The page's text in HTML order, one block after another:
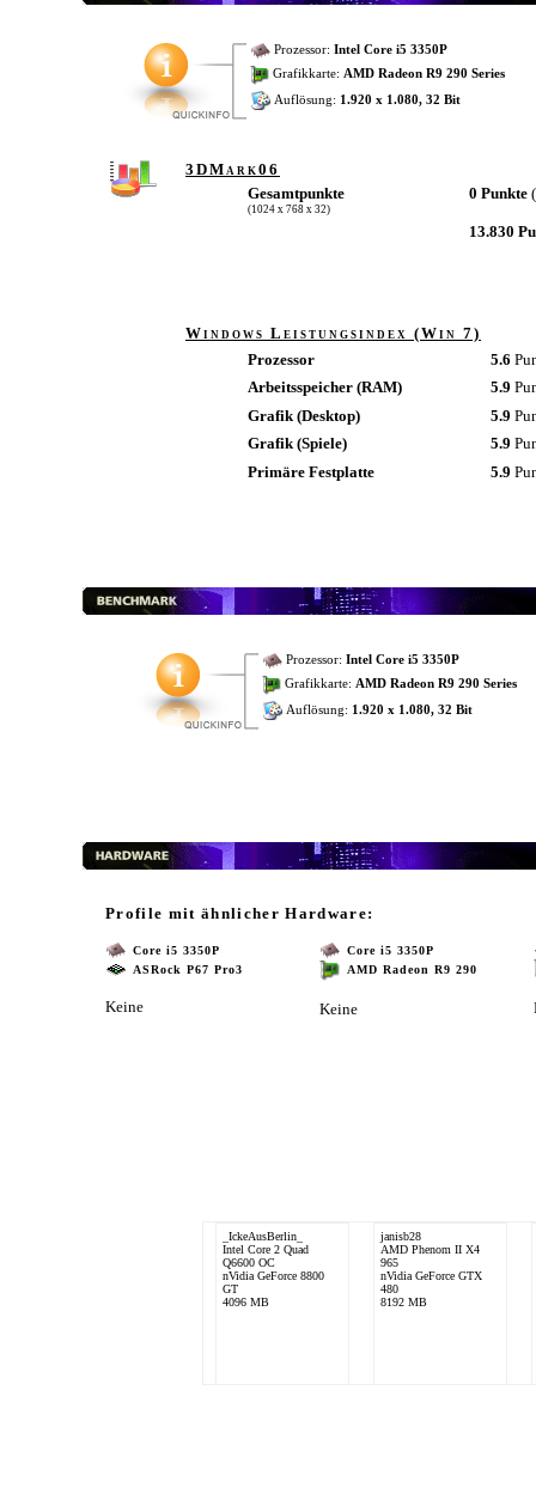
Prozessor: Intel Core i5 3350P
Grafikkarte: AMD Radeon R9 290 Series
Auflösung: 1.920 x 1.080, 32 Bit
3DMark06
Gesamtpunkte
(1024 x 768 x 32)
0 Punkte
13.830
Windows Leistungsindex (Win 7)
Prozessor
5.6
Arbeitsspeicher (RAM)
5.9
Grafik (Desktop)
5.9
Grafik (Spiele)
5.9
Primäre Festplatte
5.9
Prozessor: Intel Core i5 3350P
Grafikkarte: AMD Radeon R9 290 Series
Auflösung: 1.920 x 1.080, 32 Bit
Profile mit ähnlicher Hardware:
Core i5 3350P
ASRock P67 Pro3
Keine
Core i5 3350P
AMD Radeon R9 290
Keine
_IckeAusBerlin_
Intel Core 2 Quad
Q6600 OC
nVidia GeForce 8800
GT
4096 MB
janisb28
AMD Phenom II X4
965
nVidia GeForce GTX
480
8192 MB